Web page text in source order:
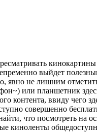
кинокартины
выйдет
явно не лишним
или планшетник
контента, ввиду чего
совершенно
что посмотреть на
киноленты